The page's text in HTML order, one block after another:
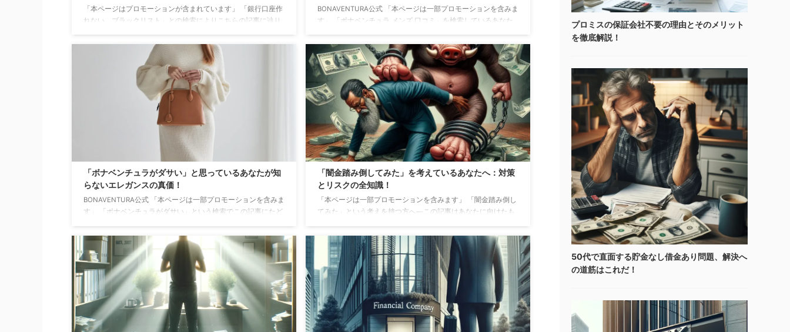
「本ページはプロモーションが含まれています」 「銀行口座作
れない ブラックリスト」との検索によりこちらの記事に辿り
ものですが、一般的な誤解として広がっている「ブラックリス
トが原因ではない」ことをまずは理解しましょう。 実は、銀行
口座の開設において、信用情報センターの情報は直接的な参照
対象ではありません。 この記事では、口座開設に影響を与える
可能性のある「デジタルタトゥー」という概念や、意外と知ら
れていない「口座凍結」の背景に迫り、実際に銀行口座を開 ...
BONAVENTURA公式 「本ページは一部プロモーションを含みま
す」 「ボナベンチュラ メンズ 口コミ」を検索しているあなた
気の高いブランドで、その魅力は多くの芸能人にも認められて
います。 この記事では、ビジネスからカジュアルまで幅広いシ
ーンで活躍するボナベンチュラの製品について、特に素材の質
感や耐久性に焦点を当てています。 実際にボナベンチュラを愛
用している人々の口コミを通じて、ファッションに敏感な男性
たちがなぜこのブランドに魅了されるのか、そ ...
「ボナベンチュラがダサい」と思っているあなたが知
らないエレガンスの真価！
BONAVENTURA公式 「本ページは一部プロモーションを含みま
す」 「ボナベンチュラがダサい」という検索でこの記事にたど
しれません。 多くの人にとって、ボナベンチュラは単なるブラ
ンド以上の意味を持ちます。 その人気の秘密は、エルメスと同
じ高品質な革を使用していることからも明らかです。 また、芸
能人をはじめとした洗練されたファッショニスタたちにも愛さ
れています。 この記事では、ボナベンチュラに対する一部の
「ダサい」という意見に光を当て、実際の人気と ...
「闇金踏み倒してみた」を考えているあなたへ：対策
とリスクの全知識！
「本ページは一部プロモーションを含みます」 「闇金踏み倒し
てみた」という考えを持つ方へ―この記事はあなたに向けたも
嫌がらせや、最悪の場合、会社まで巻き込むリスクがありま
す。 一度名前が晒されると、その影響は計り知れません。 そん
な時、勝手に判断せずに「相談」することが重要です。 この記
事では、闇金からの嫌がらせや、名前が晒されることのリス
ク、そしてそれらの問題をどう避け、どう対処するかについ
て、具体的なアドバイスを提供します。 自己判断で行動する前
...
プロミスの保証会社不要の理由とそのメリット
を徹底解説！
50代で直面する貯金なし借金あり問題、解決へ
の道筋はこれだ！